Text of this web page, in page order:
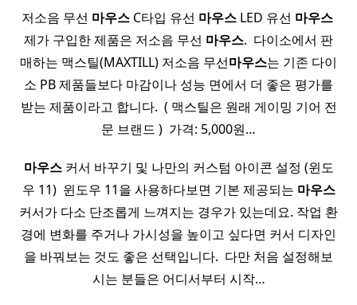
저소음 무선 마우스C타입 유선 마우스LED 유선 마우스​ ​
제가 구입한 제품은 저소음 무선 마우스.​ ​ 다이소에서 판
매하는 맥스틸(MAXTILL) 저소음 무선마우스는 기존 다이
소 PB 제품들보다 마감이나 성능 면에서 더 좋은 평가를
받는 제품이라고 합니다. ​ ( 맥스틸은 원래 게이밍 기어 전
문 브랜드 ) ​ 가격: 5,000원…
마우스커서 바꾸기 및 나만의 커스텀 아이콘 설정 (윈도
우 11) ​ 윈도우 11을 사용하다보면 기본 제공되는 마우스
커서가 다소 단조롭게 느껴지는 경우가 있는데요. 작업 환
경에 변화를 주거나 가시성을 높이고 싶다면 커서 디자인
을 바꿔보는 것도 좋은 선택입니다. ​ 다만 처음 설정해보
시는 분들은 어디서부터 시작…